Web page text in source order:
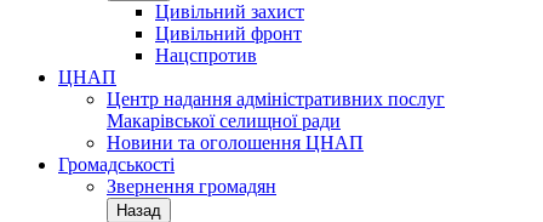
Цивільний захист
Цивільний фронт
Нацспротив
ЦНАП
Центр надання адміністративних послуг
Макарівської селищної ради
Новини та оголошення ЦНАП
Громадськості
Звернення громадян
Назад